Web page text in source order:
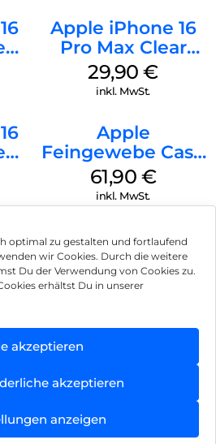
optimal zu gestalten und fortlaufend
wir Cookies. Durch die weitere
Du der Verwendung von Cookies zu.
erhältst Du in unserer
akzeptieren
akzeptieren
anzeigen
Apple iPhone 16
Pro Max Clear
Case MagSafe
Transparent
29,90€
inkl. MwSt.
Apple
Feingewebe Case
iPhone 15 Pro
MagSafe Schwarz
61,90 €
inkl. MwSt.